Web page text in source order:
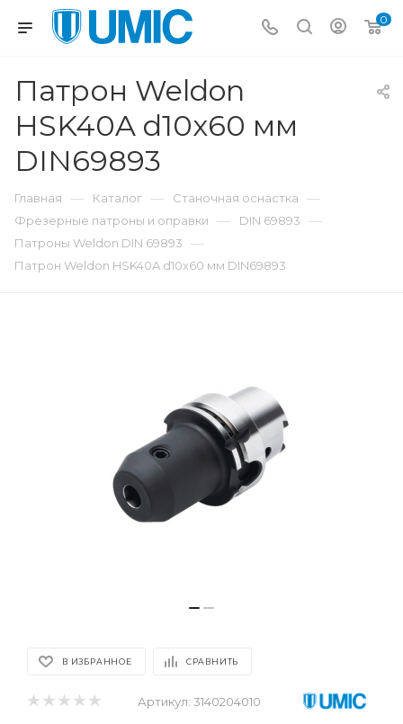
0
Патрон Weldon
HSK40A d10x60 мм
DIN69893
Главная — Каталог — Станочная оснастка —
Фрезерные патроны и оправки — DIN 69893 —
Патроны Weldon DIN 69893 —
Патрон Weldon HSK40A d10x60 мм DIN69893
В ИЗБРАННОЕ СРАВНИТЬ
Артикул: 3140204010